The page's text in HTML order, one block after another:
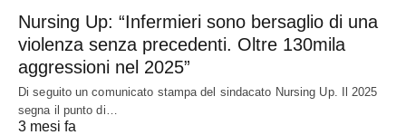
Nursing Up: “Infermieri sono bersaglio di una
violenza senza precedenti. Oltre 130mila
aggressioni nel 2025”
Di seguito un comunicato stampa del sindacato Nursing Up. Il 2025
segna il punto di…
3 mesi fa